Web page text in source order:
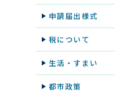
申請届出様式
税について
生活・すまい
都市政策